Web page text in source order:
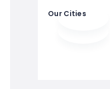
Our Cities